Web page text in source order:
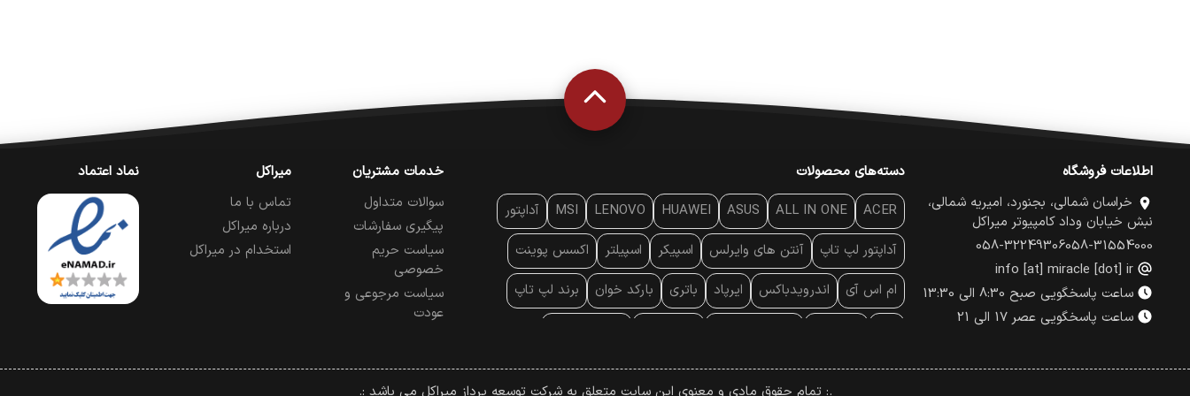
اطلاعات فروشگاه
خراسان شمالی، بجنورد، امیریه شمالی،
نبش خیابان وداد کامپیوتر میراکل
058-31554000
058-32249306
info [at] miracle [dot] ir
ساعت پاسخگویی صبح 8:30 الی 13:30
ساعت پاسخگویی عصر 17 الی 21
دسته‌های محصولات
ACER
ALL IN ONE
ASUS
HUAWEI
LENOVO
MSI
آداپتور
آداپتور لپ تاپ
آنتن‌ های وایرلس اسپیکر اسپیلتر
اکسس پوینت
ام اس آی
اندرویدباکس ایرپاد باتری بارکد خوان
برند لپ تاپ
پچ کورد شبکه
پد موس پردازنده پرده نمایش پرینتر حرارتی
خدمات مشتریان
سوالات متداول
پیگیری سفارشات
سیاست حریم
خصوصی
سیاست مرجوعی و
عودت
میراکل
تماس با ما
درباره میراکل
استخدام در میراکل
نماد اعتماد
.: تمام حقوق مادی و معنوی این سایت متعلق به شرکت توسعه پرداز میراکل می باشد :.